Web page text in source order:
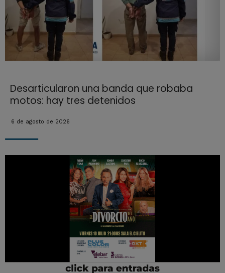
Desarticularon una banda que robaba
motos: hay tres detenidos
6 de agosto de 2026